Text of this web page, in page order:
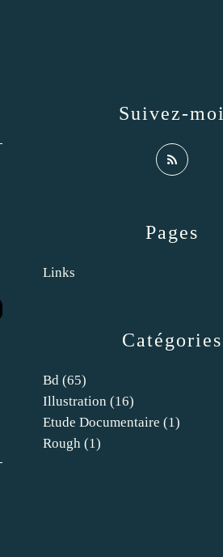
Catégories
Bd (65)
Illustration (16)
Etude Documentaire (1)
Rough (1)
Pages
Links
Suivez-moi